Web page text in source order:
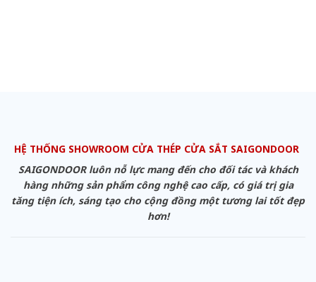
HỆ THỐNG SHOWROOM CỬA THÉP CỬA SẮT SAIGONDOOR
SAIGONDOOR luôn nỗ lực mang đến cho đối tác và khách
hàng những sản phẩm công nghệ cao cấp, có giá trị gia
tăng tiện ích, sáng tạo cho cộng đồng một tương lai tốt đẹp
hơn!